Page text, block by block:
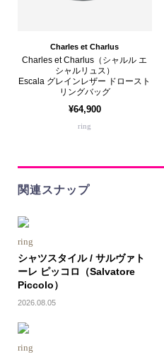
Charles et Charlus
Charles et Charlus（シャルル エ
シャルリュス）
Escala グレインレザー ドロースト
リングバッグ
¥64,900
ring
関連スナップ
ring
シャツスタイル / サルヴァト
ーレ ピッコロ（Salvatore
Piccolo）
2026.08.05
ring